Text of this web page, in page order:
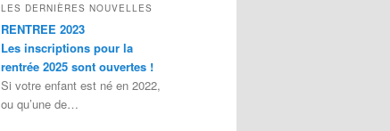
LES DERNIÈRES NOUVELLES
RENTREE 2023
Les inscriptions pour la
rentrée 2025 sont ouvertes !
Si votre enfant est né en 2022,
ou qu’une de…